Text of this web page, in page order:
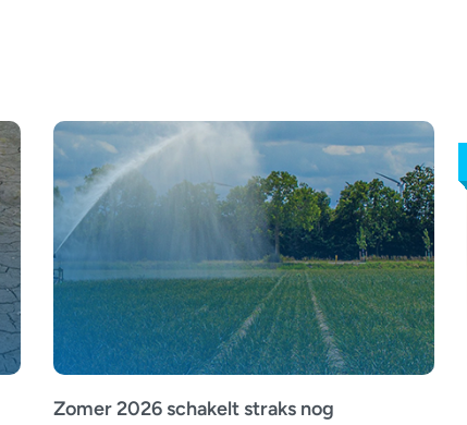
Zomer 2026 schakelt straks nog